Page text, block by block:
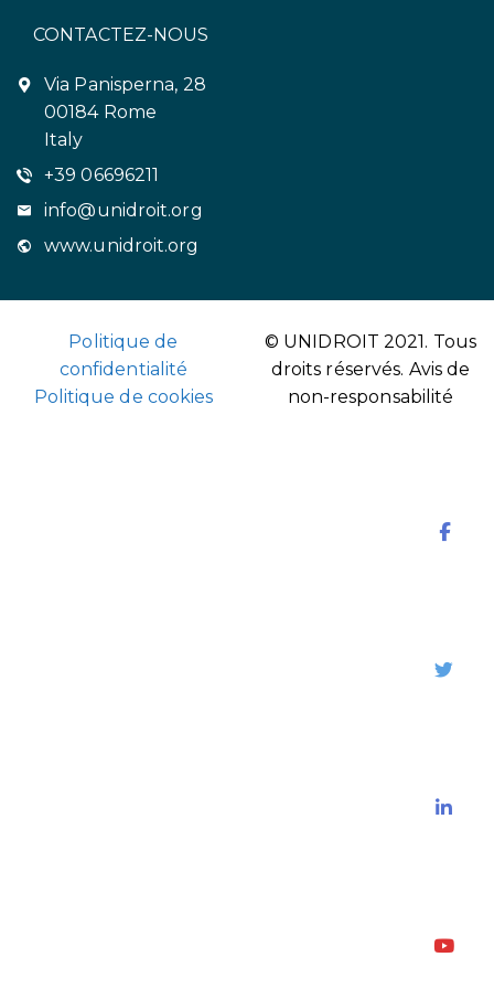
CONTACTEZ-NOUS
Via Panisperna, 28
00184 Rome
Italy
+39 06696211
info@unidroit.org
www.unidroit.org
Politique de
confidentialité
Politique de cookies
© UNIDROIT 2021. Tous
droits réservés. Avis de
non-responsabilité